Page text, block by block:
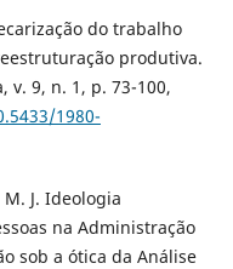
do trabalho
produtiva.
v. 9, n. 1, p. 73-100,
1980-
M. J. Ideologia
na Administração
sob a ótica da Análise